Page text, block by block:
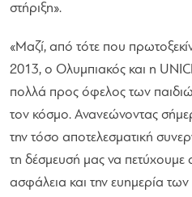
στήριξη».
«Μαζί, από τότε που
2013, ο Ολυμπιακός και η
πολλά προς όφελος των
τον κόσμο. Ανανεώνοντας
την τόσο αποτελεσματική
τη δέσμευσή μας να πετύχουμε
ασφάλεια και την ευημερία